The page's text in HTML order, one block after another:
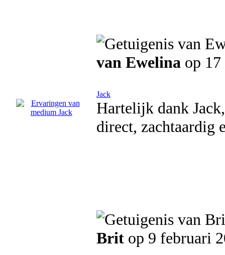
van Ewelina op
Jack
Hartelijk dank
direct, zachtaardig
Brit op 9 februari